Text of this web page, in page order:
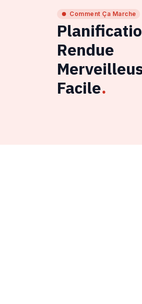
Comment Ça Marche
Rendue
Facile.